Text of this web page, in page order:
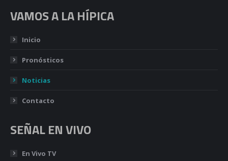
VAMOS A LA HÍPICA
Inicio
Pronósticos
Noticias
Contacto
SEÑAL EN VIVO
En Vivo TV